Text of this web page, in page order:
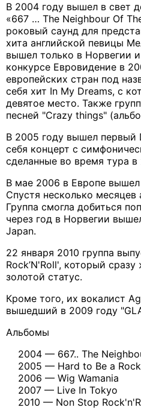
В 2004 году вышел в свет
«667 … The Neighbour Of
роковый саунд для
хита английской певицы
вышел только в Норвегии
конкурсе Евровидение в
европейских стран под
себя хит In My Dreams, с
девятое место. Также
песней "Crazy things"
В 2005 году вышел первый
себя концерт с
сделанные во время тура в
В мае 2006 в Европе
Спустя несколько
Группа смогла добиться
через год в Норвегии
Japan.
22 января 2010 группа
Rock’N'Roll', который
золотой статус.
Кроме того, их вокалист
вышедший в 2009 году
Альбомы
2004 — 667.. The
2005 — Hard to Be a Rock
2006 — Wig Wamania
2007 — Live In Tokyo
2010 — Non Stop